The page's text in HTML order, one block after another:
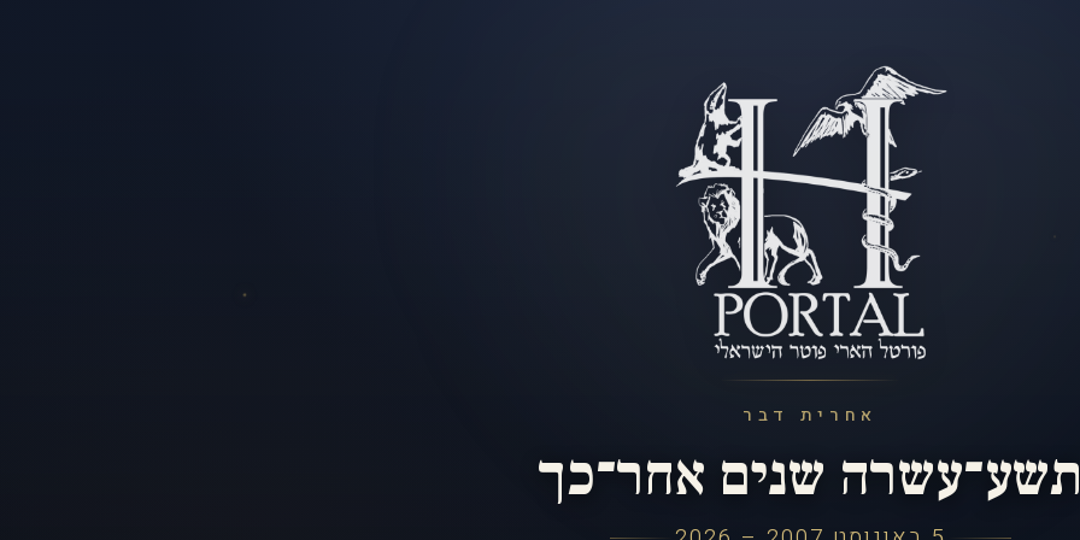
אחרית דבר
שנים אחר־כך